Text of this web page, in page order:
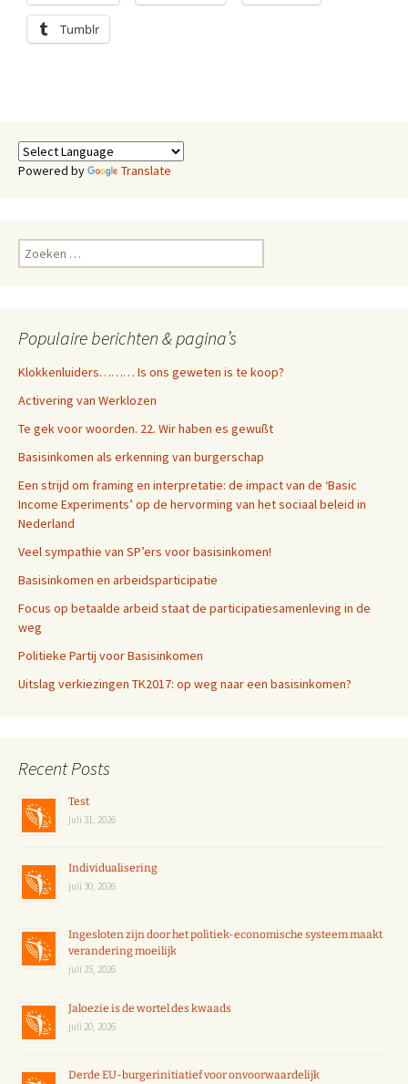
Tumblr
Powered by Translate
Zoeken
naar:
Populaire berichten & pagina’s
Klokkenluiders……… Is ons geweten is te koop?
Activering van Werklozen
Te gek voor woorden. 22. Wir haben es gewußt
Basisinkomen als erkenning van burgerschap
Een strijd om framing en interpretatie: de impact van de ‘Basic
Income Experiments’ op de hervorming van het sociaal beleid in
Nederland
Veel sympathie van SP’ers voor basisinkomen!
Basisinkomen en arbeidsparticipatie
Focus op betaalde arbeid staat de participatiesamenleving in de
weg
Politieke Partij voor Basisinkomen
Uitslag verkiezingen TK2017: op weg naar een basisinkomen?
Recent Posts
Test
juli 31, 2026
Individualisering
juli 30, 2026
Ingesloten zijn door het politiek-economische systeem maakt
verandering moeilijk
juli 25, 2026
Jaloezie is de wortel des kwaads
juli 20, 2026
Derde EU-burgerinitiatief voor onvoorwaardelijk